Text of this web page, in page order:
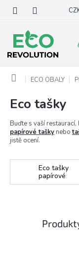
obsah
Domů ECO OBALY
Eco tašky
Buďte s vaší
papírové tašky nebo
jistě ocení.
Eco tašky
papírové